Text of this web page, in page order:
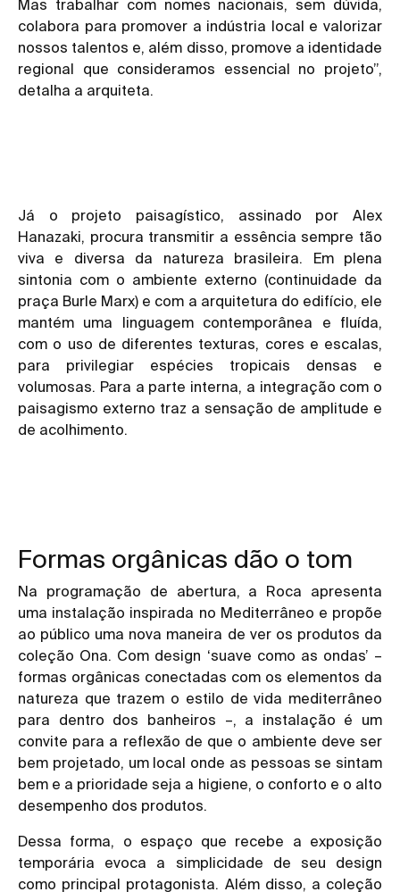
Mas trabalhar com nomes nacionais, sem dúvida,
colabora para promover a indústria local e valorizar
nossos talentos e, além disso, promove a identidade
regional que consideramos essencial no projeto”,
detalha a arquiteta.
Já o projeto paisagístico, assinado por Alex
Hanazaki, procura transmitir a essência sempre tão
viva e diversa da natureza brasileira. Em plena
sintonia com o ambiente externo (continuidade da
praça Burle Marx) e com a arquitetura do edifício, ele
mantém uma linguagem contemporânea e fluída,
com o uso de diferentes texturas, cores e escalas,
para privilegiar espécies tropicais densas e
volumosas. Para a parte interna, a integração com o
paisagismo externo traz a sensação de amplitude e
de acolhimento.
Formas orgânicas dão o tom
Na programação de abertura, a Roca apresenta
uma instalação inspirada no Mediterrâneo e propõe
ao público uma nova maneira de ver os produtos da
coleção Ona. Com design ‘suave como as ondas’ –
formas orgânicas conectadas com os elementos da
natureza que trazem o estilo de vida mediterrâneo
para dentro dos banheiros –, a instalação é um
convite para a reflexão de que o ambiente deve ser
bem projetado, um local onde as pessoas se sintam
bem e a prioridade seja a higiene, o conforto e o alto
desempenho dos produtos.
Dessa forma, o espaço que recebe a exposição
temporária evoca a simplicidade de seu design
como principal protagonista. Além disso, a coleção